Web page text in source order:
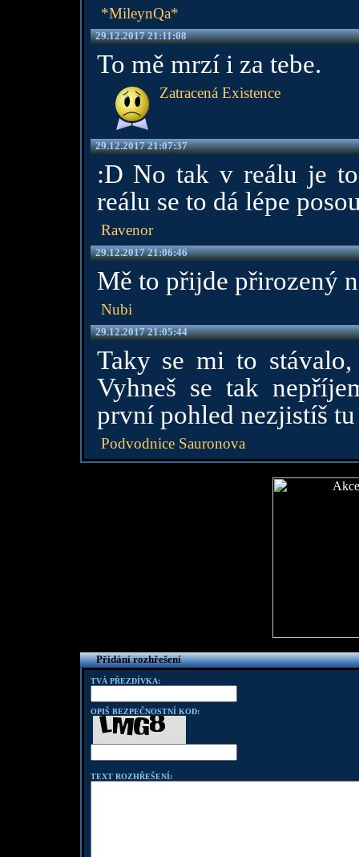
*MileynQa*
29.12.2017 21:11:08
To mě mrzí i za tebe.
Zatracená Existence
29.12.2017 21:07:37
:D No tak v reálu je
reálu se to dá lépe
Ravenor
29.12.2017 21:06:46
Mě to přijde přirozený
Nubi
29.12.2017 21:05:44
Taky se mi to
Vyhneš se tak
první pohled nezjistíš
Podvodnice Sauronova
Přidání rozhřešení
TVÁ PŘEZDÍVKA:
OPIŠ BEZPEČNOSTNÍ KOD:
TEXT ROZHŘEŠENÍ: